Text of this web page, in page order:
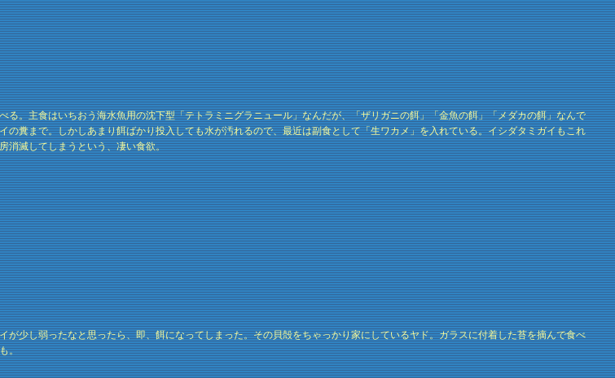
。主食はいちおう海水魚用の沈下型「テトラミニグラニュール」なんだが、「ザリガニの餌」「金魚の餌」「メダカの餌」なんで
の糞まで。しかしあまり餌ばかり投入しても水が汚れるので、最近は副食として「生ワカメ」を入れている。イシダタミガイもこれ
消滅してしまうという、凄い食欲。
少し弱ったなと思ったら、即、餌になってしまった。その貝殻をちゃっかり家にしているヤド。ガラスに付着した苔を摘んで食べ
。